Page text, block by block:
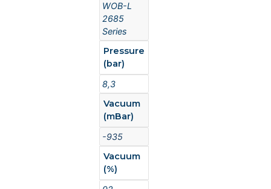
WOB-L
2685
Series
Pressure
(bar)
8,3
Vacuum
(mBar)
-935
Vacuum
(%)